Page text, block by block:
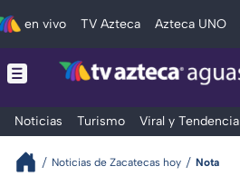
en vivo TV Azteca Azteca UNO
Noticias Turismo Viral y Tendencia
Noticias de Zacatecas hoy Nota